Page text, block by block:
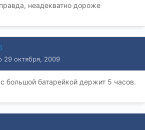
неадекватно дороже
29 октября, 2009
большой батарейкой держит 5 часов.